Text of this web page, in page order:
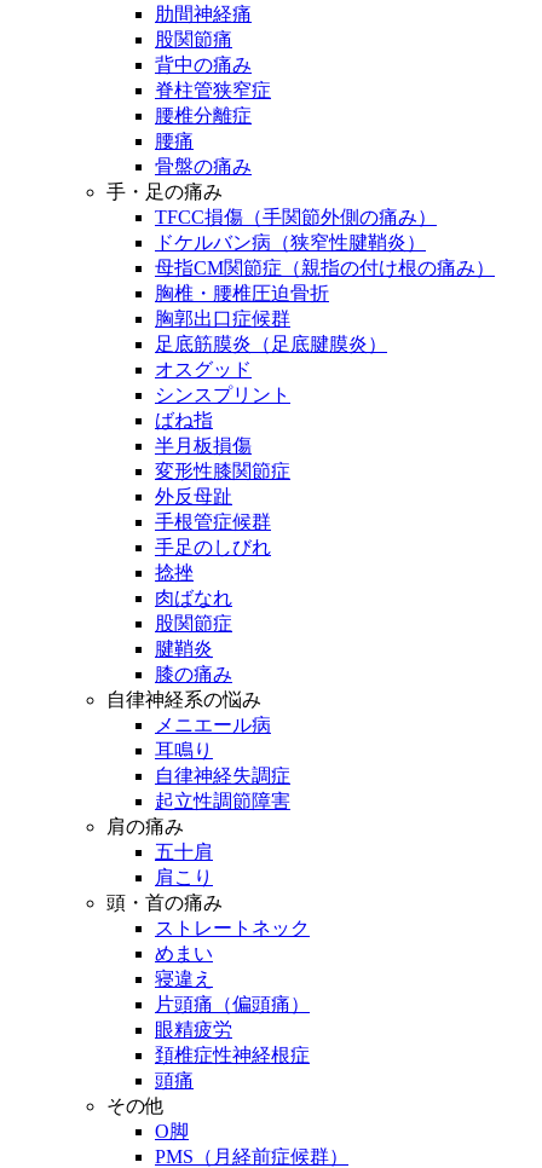
肋間神経痛
股関節痛
背中の痛み
脊柱管狭窄症
腰椎分離症
腰痛
骨盤の痛み
手・足の痛み
TFCC損傷（手関節外側の痛み）
ドケルバン病（狭窄性腱鞘炎）
母指CM関節症（親指の付け根の痛み）
胸椎・腰椎圧迫骨折
胸郭出口症候群
足底筋膜炎（足底腱膜炎）
オスグッド
シンスプリント
ばね指
半月板損傷
変形性膝関節症
外反母趾
手根管症候群
手足のしびれ
捻挫
肉ばなれ
股関節症
腱鞘炎
膝の痛み
自律神経系の悩み
メニエール病
耳鳴り
自律神経失調症
起立性調節障害
肩の痛み
五十肩
肩こり
頭・首の痛み
ストレートネック
めまい
寝違え
片頭痛（偏頭痛）
眼精疲労
頚椎症性神経根症
頭痛
その他
O脚
PMS（月経前症候群）